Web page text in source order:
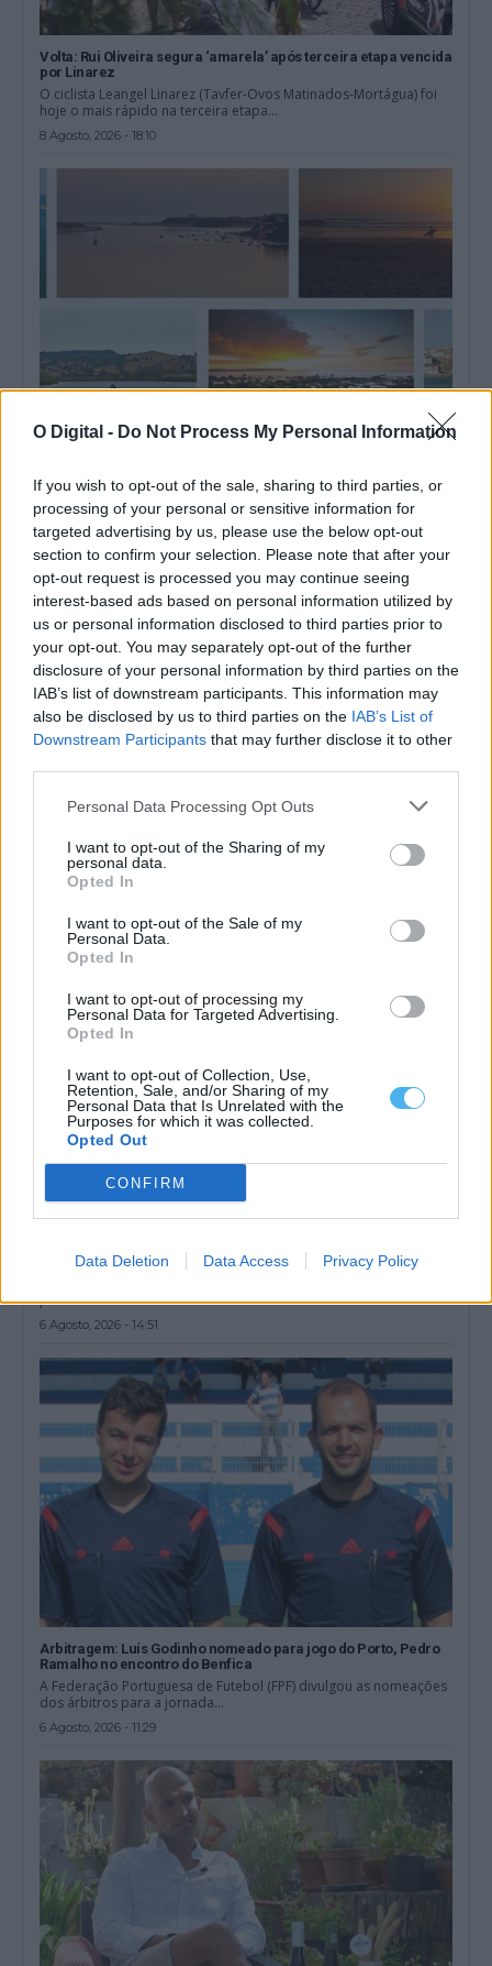
O Digital - Do Not Process My Personal Information
If you wish to opt-out of the sale, sharing to third parties, or
processing of your personal or sensitive information for
targeted advertising by us, please use the below opt-out
section to confirm your selection. Please note that after your
opt-out request is processed you may continue seeing
interest-based ads based on personal information utilized by
us or personal information disclosed to third parties prior to
your opt-out. You may separately opt-out of the further
disclosure of your personal information by third parties on the
IAB’s list of downstream participants. This information may
also be disclosed by us to third parties on the IAB’s List of
Downstream Participants that may further disclose it to other
Personal Data Processing Opt Outs
I want to opt-out of the Sharing of my
personal data.
Opted In
I want to opt-out of the Sale of my
Personal Data.
Opted In
I want to opt-out of processing my
Personal Data for Targeted Advertising.
Opted In
I want to opt-out of Collection, Use,
Retention, Sale, and/or Sharing of my
Personal Data that Is Unrelated with the
Purposes for which it was collected.
Opted Out
CONFIRM
Data Deletion Data Access Privacy Policy
Volta: Rui Oliveira segura ‘amarela’ após terceira etapa vencida
por Linarez
O ciclista Leangel Linarez (Tavfer-Ovos Matinados-Mortágua) foi
hoje o mais rápido na terceira etapa...
8 Agosto, 2026 - 18:10
Um conjunto diversificado de atividades náuticas integra o
programa da iniciativa “Experiências no Mira,...
8 Agosto, 2026 - 14:00
Cerca de 100 atividades este mês no Sines em Movimento
Cerca de 100 atividades desportivas, ambientais e culturais
7 Agosto, 2026 - 20:00
cena: Conheça o calendário
jornada marcada...
6 Agosto, 2026 - 14:51
Arbitragem: Luís Godinho nomeado para jogo do Porto, Pedro
Ramalho no encontro do Benfica
A Federação Portuguesa de Futebol (FPF) divulgou as nomeações
dos árbitros para a jornada...
6 Agosto, 2026 - 11:29